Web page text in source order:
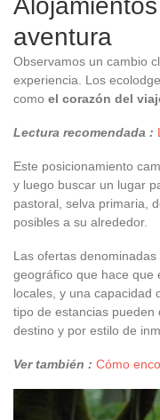
aventura
Observamos un cambio
experiencia. Los
como el corazón del
Lectura recomendada :
Este posicionamiento
y luego buscar un lugar
pastoral, selva primaria,
posibles a su alrededor.
Las ofertas
geográfico que hace que
locales, y una capacidad
tipo de estancias pueden
destino y por estilo de
Ver también : Cómo